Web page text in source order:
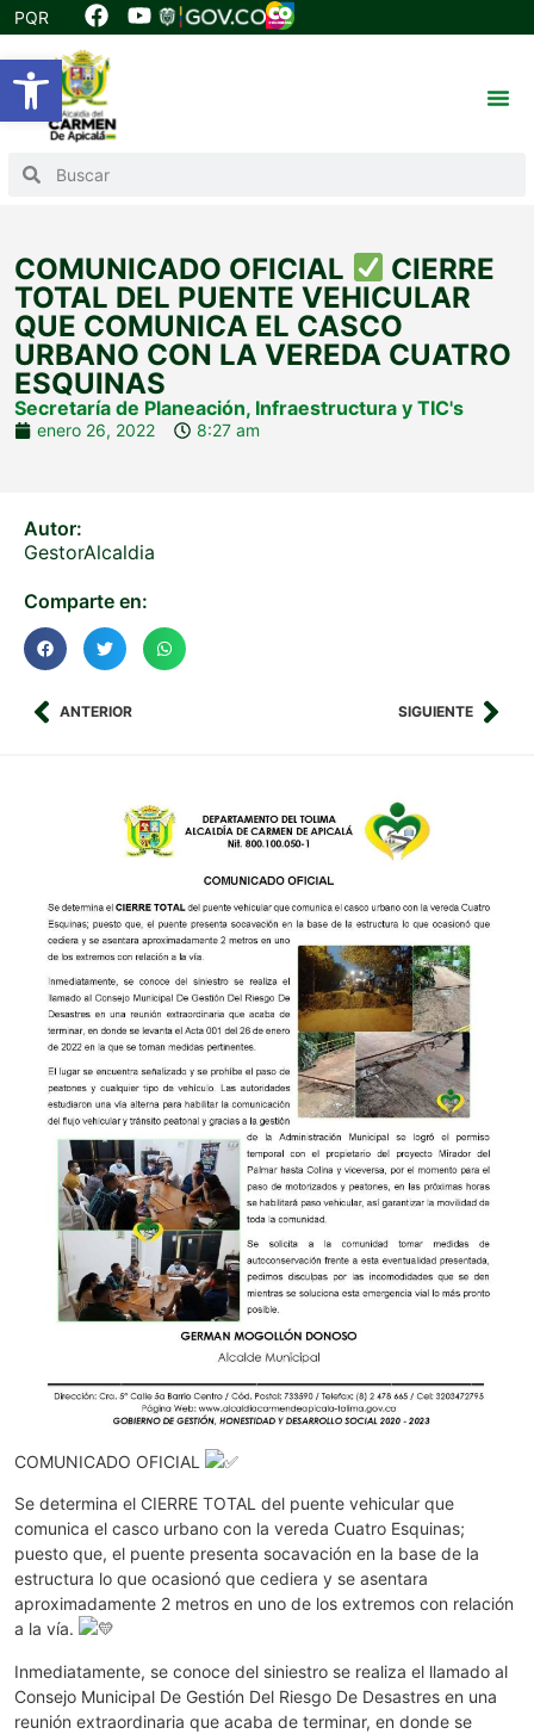
Abrir barra de herramientas
PQR
COMUNICADO OFICIAL
CIERRE
TOTAL DEL PUENTE VEHICULAR
QUE COMUNICA EL CASCO
URBANO CON LA VEREDA CUATRO
ESQUINAS
Secretaría de Planeación, Infraestructura y TIC's
enero 26, 2022 8:27 am
Autor:
GestorAlcaldia
Comparte en:
ANTERIOR SIGUIENTE
COMUNICADO OFICIAL
Se determina el CIERRE TOTAL del puente vehicular que
comunica el casco urbano con la vereda Cuatro Esquinas;
puesto que, el puente presenta socavación en la base de la
estructura lo que ocasionó que cediera y se asentara
aproximadamente 2 metros en uno de los extremos con relación
a la vía.
Inmediatamente, se conoce del siniestro se realiza el llamado al
Consejo Municipal De Gestión Del Riesgo De Desastres en una
reunión extraordinaria que acaba de terminar, en donde se